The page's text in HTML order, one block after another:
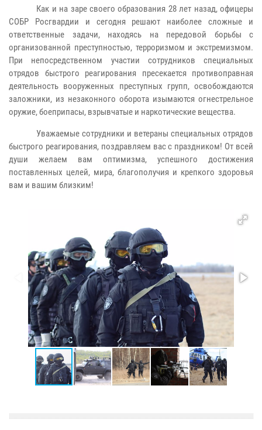
Как и на заре своего образования 28 лет назад, офицеры
СОБР Росгвардии и сегодня решают наиболее сложные и
ответственные задачи, находясь на передовой борьбы с
организованной преступностью, терроризмом и экстремизмом.
При непосредственном участии сотрудников специальных
отрядов быстрого реагирования пресекается противоправная
деятельность вооруженных преступных групп, освобождаются
заложники, из незаконного оборота изымаются огнестрельное
оружие, боеприпасы, взрывчатые и наркотические вещества.
Уважаемые сотрудники и ветераны специальных отрядов
быстрого реагирования, поздравляем вас с праздником! От всей
души желаем вам оптимизма, успешного достижения
поставленных целей, мира, благополучия и крепкого здоровья
вам и вашим близким!